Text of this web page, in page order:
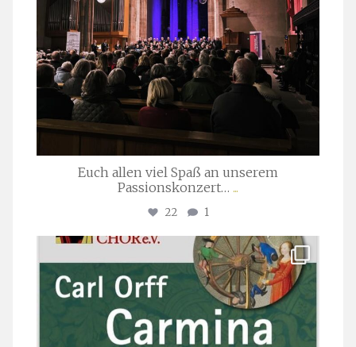
Euch allen viel Spaß an unserem
Passionskonzert… ...
22 1
stuttgarter_oratorienchor
Juli 22